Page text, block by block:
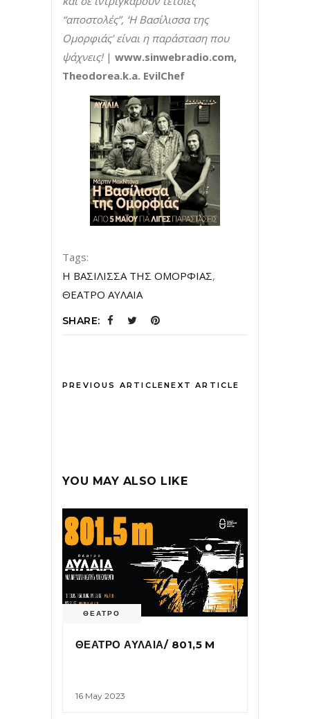
“αποστολές”, ‘Η Βασίλισσα της
Ομορφιάς’ είναι η παράσταση που
ψάχνεις!| www.sinwebradio.com,
Theodorea.k.a. EvilChef
Tags:
Η ΒΑΣΙΛΙΣΣΑ ΤΗΣ ΟΜΟΡΦΙΑΣ,
ΘΕΑΤΡΟ ΑΥΛΑΙΑ
SHARE:
PREVIOUS ARTICLENEXT ARTICLE
YOU MAY ALSO LIKE
ΘΕΑΤΡΟ
ΘΕΑΤΡΟ ΑΥΛΑΙΑ/ 801,5 M
16 May 2023